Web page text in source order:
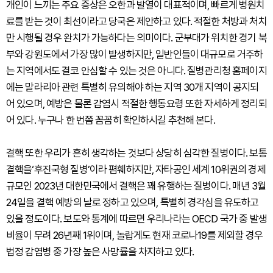
개인이 느끼는 주요 증상은 오한과 발열이 대표적이며, 빠르게 병원치
료를 받는 것이 최선이라고 당국은 제안하고 있다. 적절한 처방과 처치
만 시행될 경우 완치가 가능하다는 의미이다. 군부대가 위치한 경기 북
부와 강원도에서 가장 많이 발생하지만, 일반인들이 대규모로 거주하
는 지역에서도 결코 안심할 수 있는 것은 아니다. 질병관리청 홈페이지
에는 말라리아 관련 특별히 유의해야 하는 지역 30개 지역이 공지되
어 있으며, 예방은 물론 감염시 적절한 행동요령 또한 자세하게 정리되
어 있다. 누구나 한 번쯤 꼼꼼히 확인하시길 추천해 본다.
결핵 또한 우리가 흔히 생각하는 것보다 상당히 심각한 질병이다. 보통
결핵을‘후진국형 질병’이라 폄훼하지만, 자타공인 세계 10위권의 경제
규모인 2023년 대한민국에서 결핵은 꽤 유행하는 질병이다. 매년 3월
24일을 결핵 예방의 날로 정하고 있으며, 특별히 경각심을 유도하고
있을 정도이다. 보도와 통계에 따르면 우리나라는 OECD 국가 중 발생
비율이 무려 26년째 1위이며, 놀랍게도 현재 코로나19를 제외할 경우
법정 감염병 중 가장 높은 사망률을 차지하고 있다.